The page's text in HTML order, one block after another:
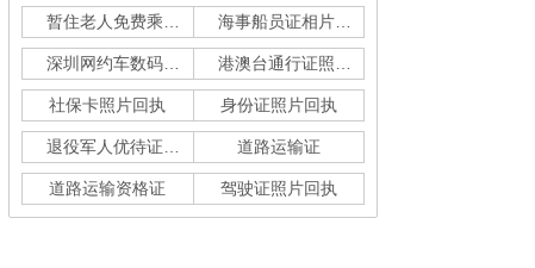
海事船员证相片采集
社保卡照片回执 身份证照片回执
道路运输证
道路运输资格证 驾驶证照片回执